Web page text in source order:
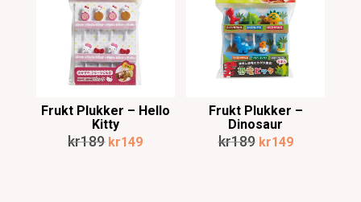
Frukt Plukker – Hello
Kitty
kr189 Original
kr149Current
Frukt Plukker –
Dinosaur
kr189 Original
kr149Current